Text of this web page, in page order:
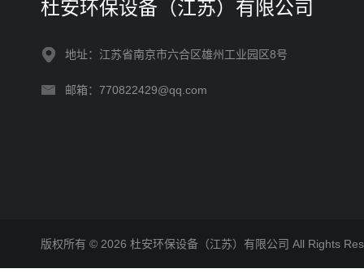
杜安环保设备（江苏）有限公司
地址：江苏省南京市六合区雄州工业园区8号
邮箱：770822429@qq.com
版权所有 © 2026 杜安环保设备（江苏）有限公司 All Rights